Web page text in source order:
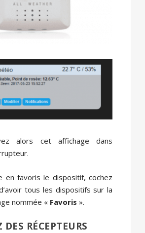
alors cet affichage dans
en favoris le dispositif, cochez
tous les dispositifs sur la
nommée « Favoris ».
RÉCEPTEURS